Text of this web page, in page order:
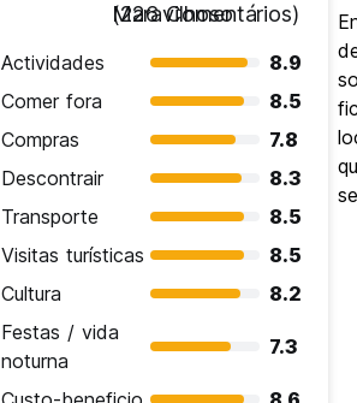
Maravilhoso
(226 Comentários)
Actividades
8.9
Comer fora
8.5
Compras
7.8
Descontrair
8.3
Transporte
8.5
Visitas turísticas
8.5
Cultura
8.2
Festas / vida
noturna
7.3